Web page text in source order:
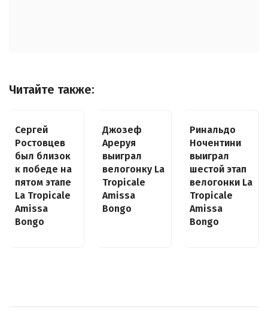
Читайте также:
Сергей
Ростовцев
был близок
к победе на
пятом этапе
La Tropicale
Amissa
Bongo
Джозеф
Ареруя
выиграл
велогонку La
Tropicale
Amissa
Bongo
Ринальдо
Ночентини
выиграл
шестой этап
велогонки La
Tropicale
Amissa
Bongo